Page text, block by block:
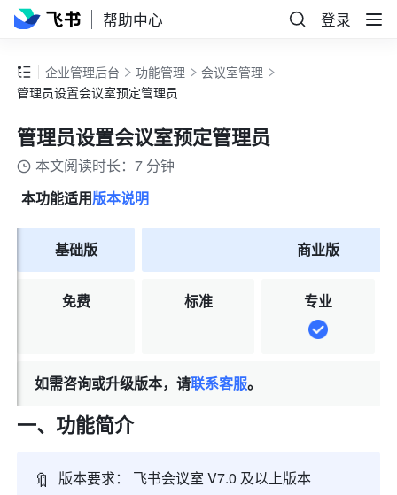
帮助中心 登录
企业管理后台 功能管理
会议室管理
管理员设置会议室预定管理员
管理员设置会议室预定管理员
本文阅读时长：7 分钟
本功能适用版本说明
基础版
免费
商业版
标准 专业
如需咨询或升级版本，请联系客服。
一、功能简介
🔖
版本要求： 飞书会议室 V7.0 及以上版本